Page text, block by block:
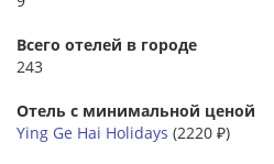
Всего отелей в городе
243
Отель с минимальной ценой
Ying Ge Hai Holidays (2220 ₽)